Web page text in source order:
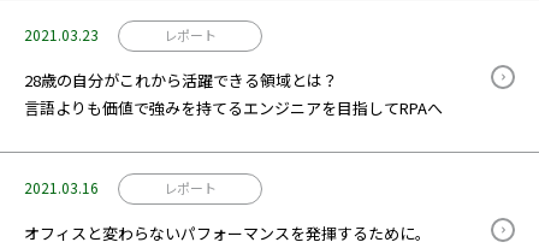
2021.03.23 レポート
28歳の自分がこれから活躍できる領域とは？
言語よりも価値で強みを持てるエンジニアを目指してRPAへ
2021.03.16 レポート
オフィスと変わらないパフォーマンスを発揮するために。